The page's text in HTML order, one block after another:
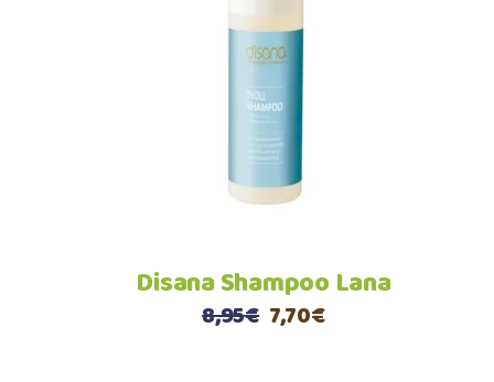
Aggiungi al carrello
Disana Shampoo Lana
8,95€ Il
7,70€Il